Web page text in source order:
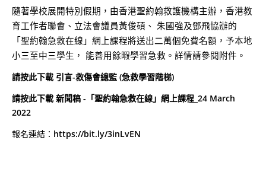
隨著學校展開特別假期，由香港聖約翰救護機構主辦，香港教
育工作者聯會、立法會議員黃俊碩、 朱國強及鄧飛協辦的
「聖約翰急救在線」網上課程將送出二萬個免費名額，予本地
小三至中三學生， 能善用餘暇學習急救。詳情請參閱附件。
請按此下載 引言-救傷會總監 (急救學習階梯)
請按此下載 新聞稿 -「聖約翰急救在線」網上課程_24 March
2022
報名連結： https://bit.ly/3inLvEN